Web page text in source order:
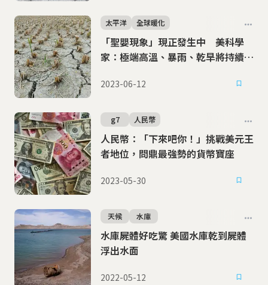
「聖嬰現象」現正發生中 美科學
家：極端高溫、暴雨、乾旱將持續至
太平洋 全球暖化
2023-06-12
人民幣：「下來吧你！」挑戰美元王
者地位，問鼎最強勢的貨幣寶座
g7 人民幣
2023-05-30
水庫屍體好吃驚 美國水庫乾到屍體
浮出水面
天候 水庫
2022-05-12